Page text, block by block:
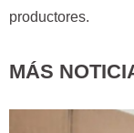
productores.
MÁS